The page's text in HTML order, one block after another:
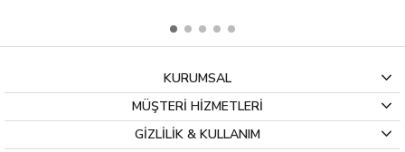
KURUMSAL
MÜŞTERİ HİZMETLERİ
GİZLİLİK & KULLANIM